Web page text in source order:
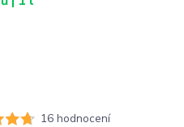
16 hodnocení